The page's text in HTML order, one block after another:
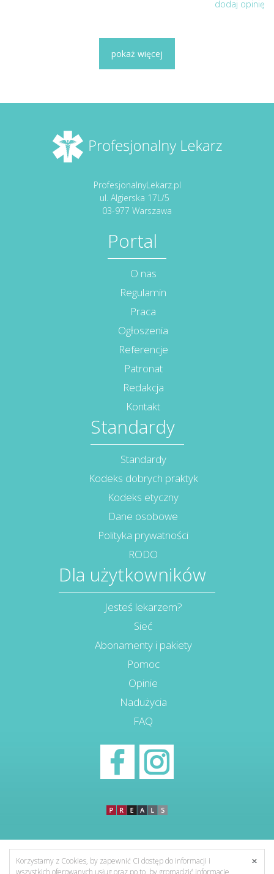
dodaj opinię
pokaż więcej
ProfesjonalnyLekarz.pl
ul. Algierska 17L/5
03-977 Warszawa
Portal
O nas
Regulamin
Praca
Ogłoszenia
Referencje
Patronat
Redakcja
Kontakt
Standardy
Standardy
Kodeks dobrych praktyk
Kodeks etyczny
Dane osobowe
Polityka prywatności
RODO
Dla użytkowników
Jesteś lekarzem?
Sieć
Abonamenty i pakiety
Pomoc
Opinie
Nadużycia
FAQ
Korzystamy z Cookies, by zapewnić Ci dostęp do informacji i
wszystkich oferowanych usług oraz po to, by gromadzić informacje